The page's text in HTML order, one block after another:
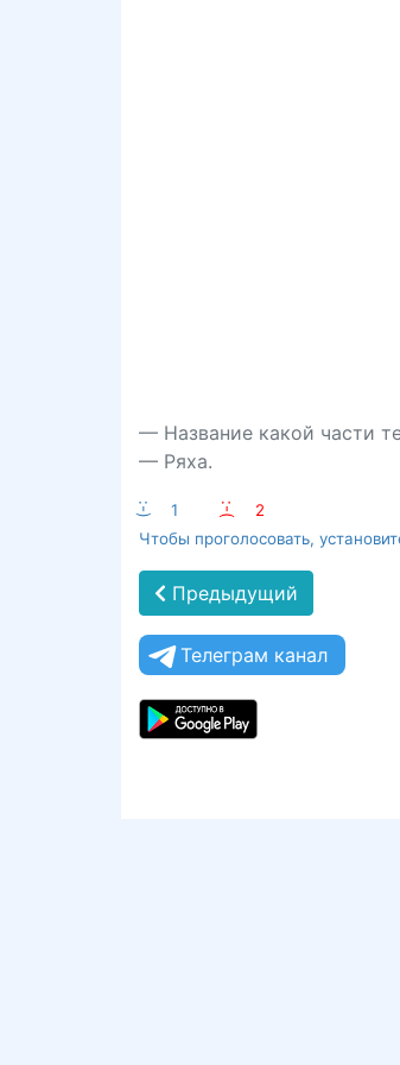
— Название какой части
— Ряха.
:-) 1 :-(
2
Чтобы проголосовать,
Предыдущий
Телеграм канал